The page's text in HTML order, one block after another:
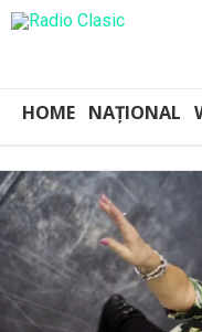
HOME NAȚIONAL